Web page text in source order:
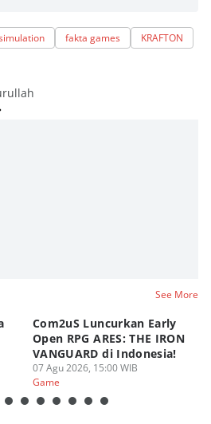
fakta games KRAFTON
See More
Com2uS Luncurkan Early
Open RPG ARES: THE IRON
VANGUARD di Indonesia!
07 Agu 2026, 15:00 WIB
Game